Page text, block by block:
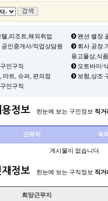
,리조트,해외취업 펜션 별장.
인중개사/직업상담원
회사.공장.
용고물상,식품
인구직 오토바이/
마트, 슈퍼, 편의점 보험,상조
인구직
정보 한눈에 보는 구인정보 직
근무지 국적
게시물이 없습니다.
정보 한눈에 보는 구직정보 직
희망근무지